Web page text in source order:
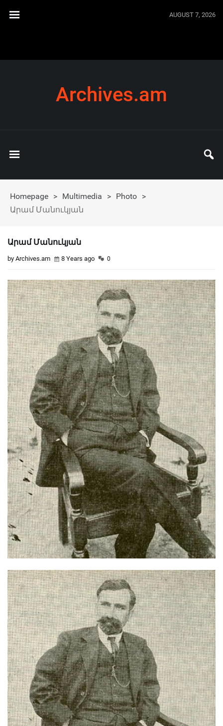
AUGUST 7, 2026
Archives.am
Homepage > Multimedia > Photo >
Արամ Մանուկյան
Արամ Մանուկյան
by Archives.am 8 Years ago 0